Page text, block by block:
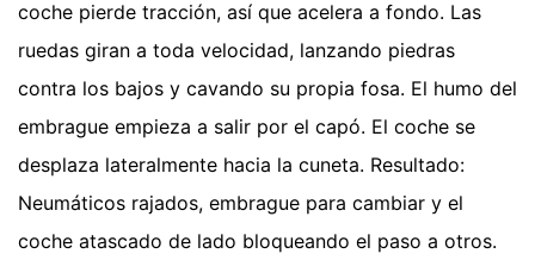
coche pierde tracción, así que acelera a fondo. Las
ruedas giran a toda velocidad, lanzando piedras
contra los bajos y cavando su propia fosa. El humo del
embrague empieza a salir por el capó. El coche se
desplaza lateralmente hacia la cuneta. Resultado:
Neumáticos rajados, embrague para cambiar y el
coche atascado de lado bloqueando el paso a otros.